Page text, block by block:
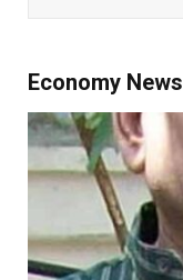
Economy News